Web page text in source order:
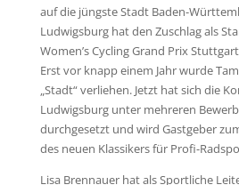
auf die jüngste Stadt Baden-
Ludwigsburg hat den Zuschlag als
Women’s Cycling Grand Prix
Erst vor knapp einem Jahr wurde
„Stadt“ verliehen. Jetzt hat sich die
Ludwigsburg unter mehreren
durchgesetzt und wird Gastgeber
des neuen Klassikers für Profi-
Lisa Brennauer hat als Sportliche